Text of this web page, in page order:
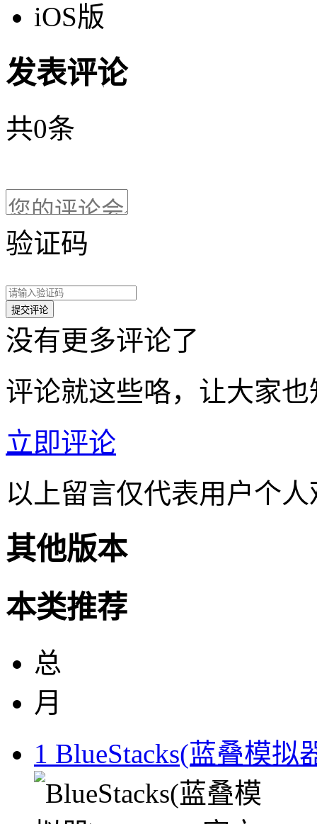
iOS版
发表评论
共0条
验证码
没有更多评论了
评论就这些咯，让大家
立即评论
以上留言仅代表用户个
其他版本
本类推荐
总
月
1 BlueStacks(蓝叠模拟